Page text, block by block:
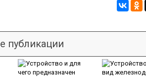
публикации